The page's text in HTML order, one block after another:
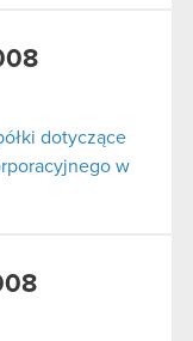
dotyczące
w